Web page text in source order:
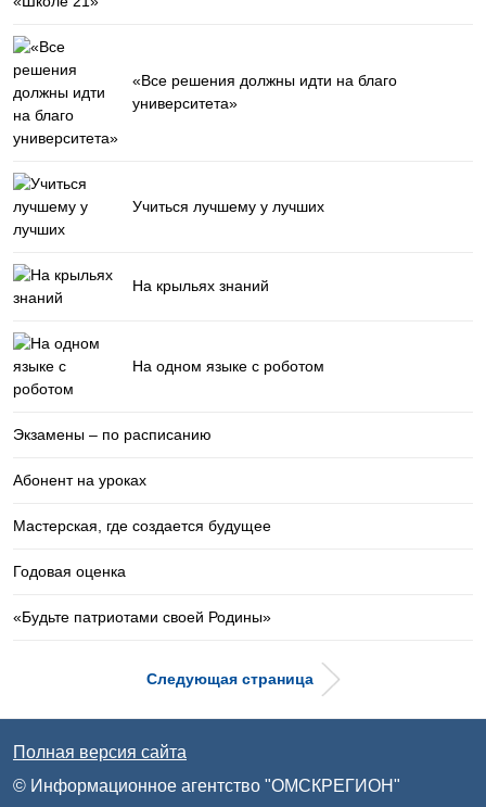
«Все решения должны идти на благо
университета»
Учиться лучшему у лучших
На крыльях знаний
На одном языке с роботом
Экзамены – по расписанию
Абонент на уроках
Мастерская, где создается будущее
Годовая оценка
«Будьте патриотами своей Родины»
Следующая страница
Полная версия сайта
© Информационное агентство "ОМСКРЕГИОН"